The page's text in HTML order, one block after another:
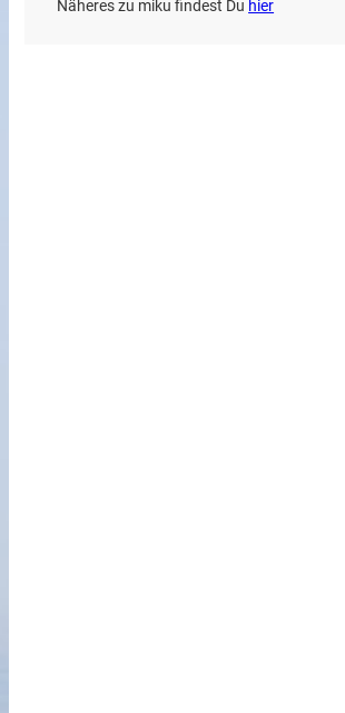
Näheres zu miku findest Du hier